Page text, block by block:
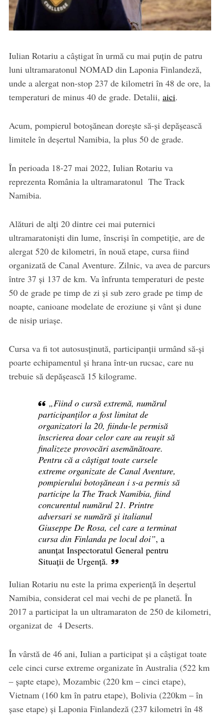
Iulian Rotariu a câștigat în urmă cu mai puțin de patru
luni ultramaratonul NOMAD din Laponia Finlandeză,
unde a alergat non-stop 237 de kilometri în 48 de ore, la
temperaturi de minus 40 de grade. Detalii, aici.
Acum, pompierul botoșănean dorește să-și depășească
limitele în deșertul Namibia, la plus 50 de grade.
În perioada 18-27 mai 2022, Iulian Rotariu va
reprezenta România la ultramaratonul The Track
Namibia.
Alături de alți 20 dintre cei mai puternici
ultramaratoniști din lume, înscriși în competiție, are de
alergat 520 de kilometri, în nouă etape, cursa fiind
organizată de Canal Aventure. Zilnic, va avea de parcurs
între 37 și 137 de km. Va înfrunta temperaturi de peste
50 de grade pe timp de zi și sub zero grade pe timp de
noapte, canioane modelate de eroziune și vânt și dune
de nisip uriașe.
Cursa va fi tot autosusţinută, participanții urmând să-şi
poarte echipamentul şi hrana într-un rucsac, care nu
trebuie să depășească 15 kilograme.
„Fiind o cursă extremă, numărul
participanților a fost limitat de
organizatori la 20, fiindu-le permisă
înscrierea doar celor care au reușit să
finalizeze provocări asemănătoare.
Pentru că a câștigat toate cursele
extreme organizate de Canal Aventure,
pompierului botoșănean i s-a permis să
participe la The Track Namibia, fiind
concurentul numărul 21. Printre
adversari se numără și italianul
Giuseppe De Rosa, cel care a terminat
cursa din Finlanda pe locul doi”, a
anunțat Inspectoratul General pentru
Situații de Urgență.
Iulian Rotariu nu este la prima experiență în deșertul
Namibia, considerat cel mai vechi de pe planetă. În
2017 a participat la un ultramaraton de 250 de kilometri,
organizat de 4 Deserts.
În vârstă de 46 ani, Iulian a participat și a câștigat toate
cele cinci curse extreme organizate în Australia (522 km
– șapte etape), Mozambic (220 km – cinci etape),
Vietnam (160 km în patru etape), Bolivia (220km – în
șase etape) și Laponia Finlandeză (237 kilometri în 48